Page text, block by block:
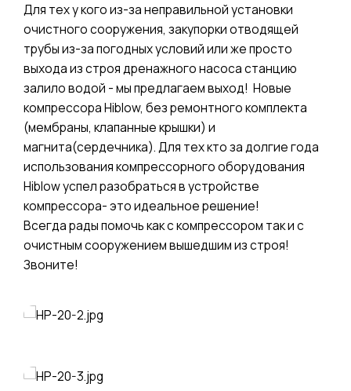
Для тех у кого из-за неправильной установки
очистного сооружения, закупорки отводящей
трубы из-за погодных условий или же просто
выхода из строя дренажного насоса станцию
залило водой - мы предлагаем выход! Новые
компрессора Hiblow, без ремонтного комплекта
(мембраны, клапанные крышки) и
магнита(сердечника). Для тех кто за долгие года
использования компрессорного оборудования
Hiblow успел разобраться в устройстве
компрессора- это идеальное решение!
Всегда рады помочь как с компрессором так и с
очистным сооружением вышедшим из строя!
Звоните!